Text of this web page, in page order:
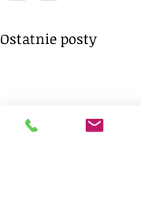
Ostatnie posty